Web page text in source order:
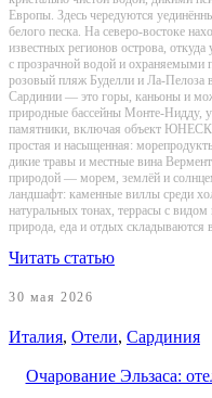
Европы. Здесь чередуются
белого песка. На северо-востоке
известных регионов острова,
с прозрачной водой и
розовый пляж Буделли и Ла-Пелоза
Сардинии — это горы, каньоны и
природные бассейны Монте-Нидду,
памятники, включая объект
простая и насыщенная:
дикие травы и местные вина
природой — морем, землёй и
ландшафт: каменные виллы среди
натуральных тонах, террасы с
природа, еда и отдых складываются
Читать статью
30 мая 2026
Италия, Отели, Сардиния
Очарование Эльзаса: